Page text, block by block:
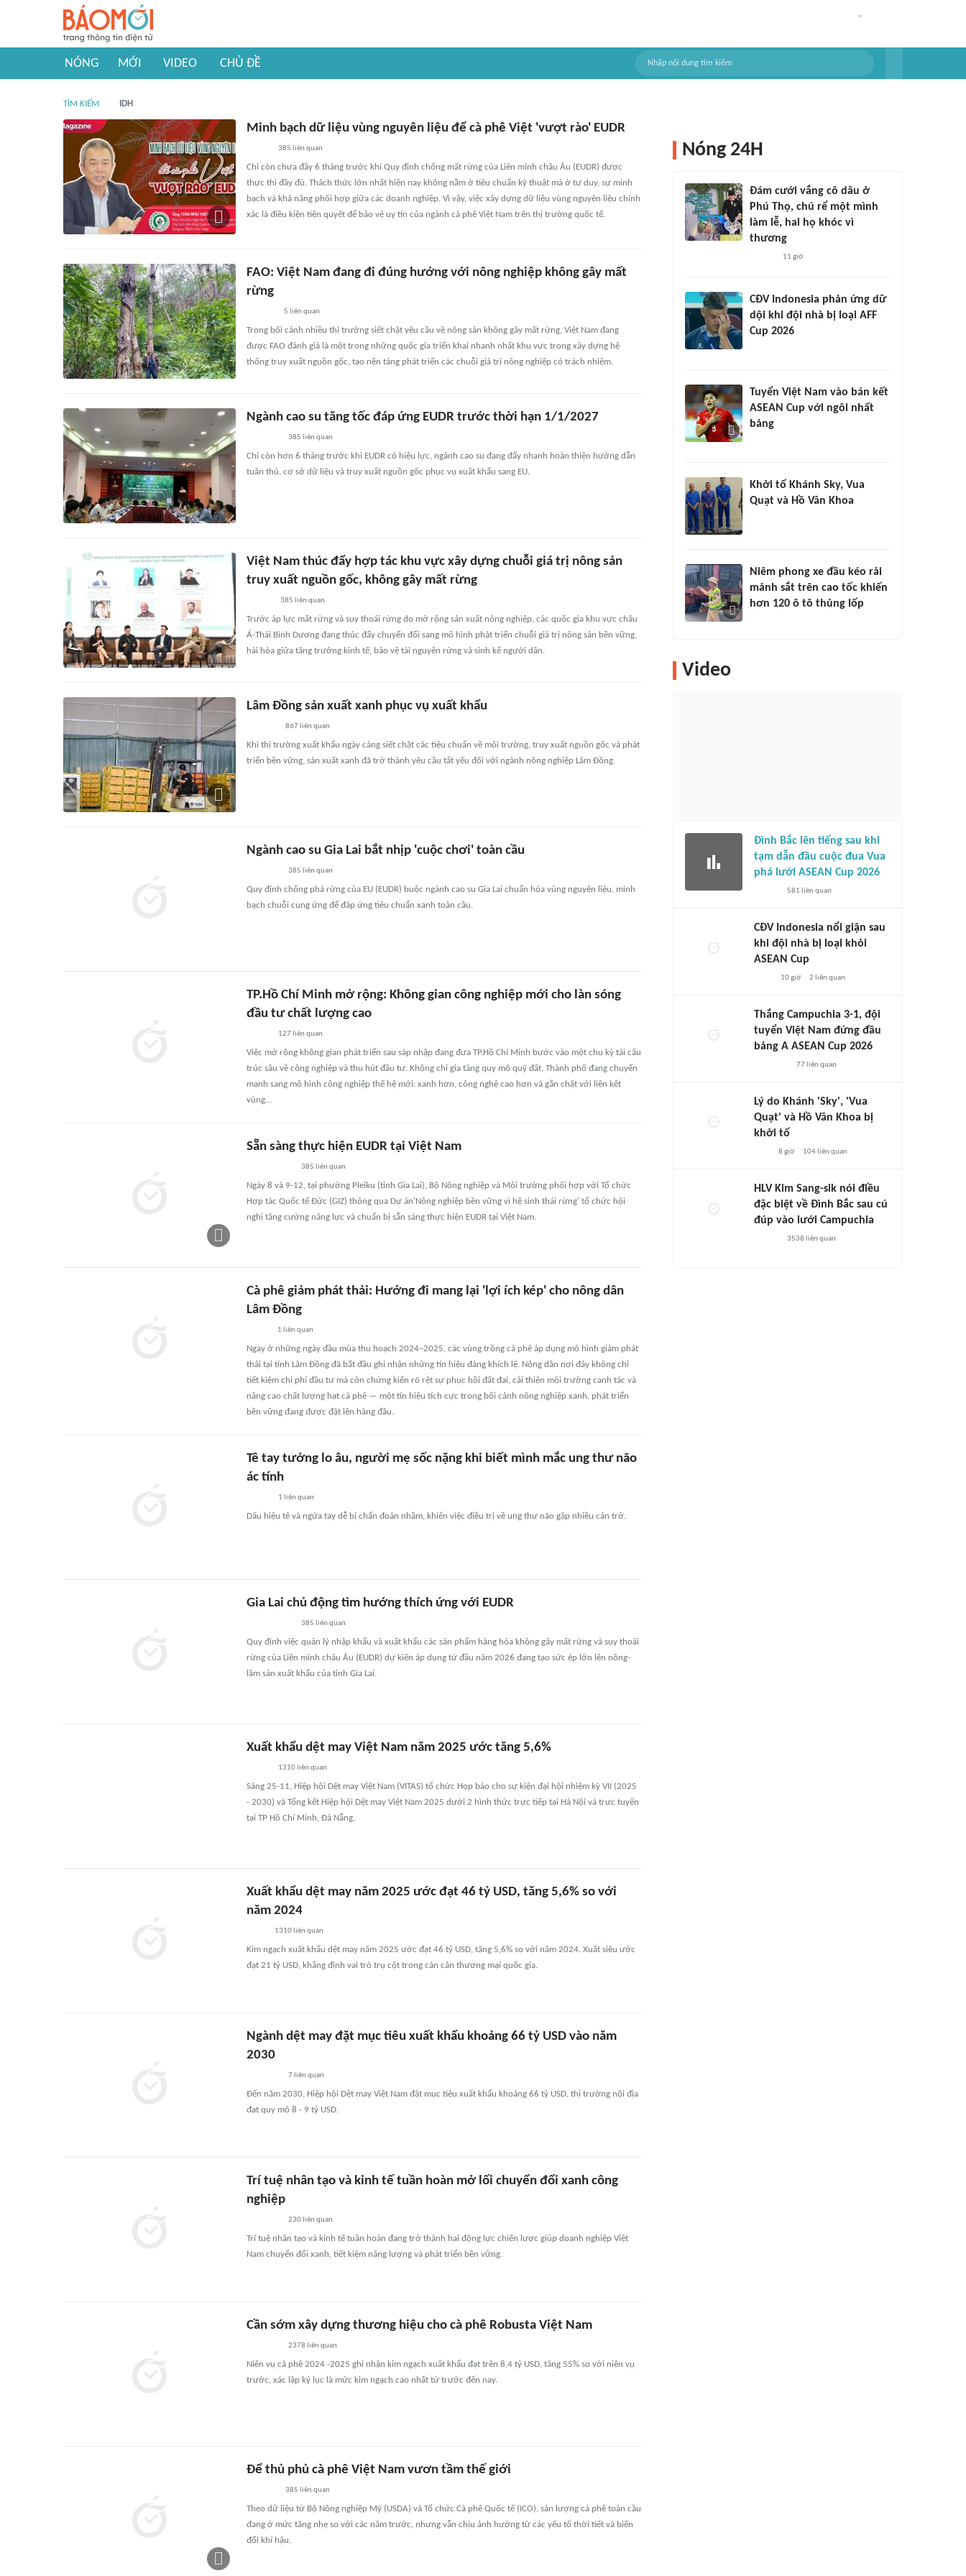
NÓNG MỚI VIDEO CHỦ ĐỀ
TÌM KIẾM IDH
Minh bạch dữ liệu vùng nguyên liệu để cà phê Việt 'vượt rào' EUDR
385 liên quan
Chỉ còn chưa đầy 6 tháng trước khi Quy định chống mất rừng của Liên minh châu Âu (EUDR) được
thực thi đầy đủ. Thách thức lớn nhất hiện nay không nằm ở tiêu chuẩn kỹ thuật mà ở tư duy, sự minh
bạch và khả năng phối hợp giữa các doanh nghiệp. Vì vậy, việc xây dựng dữ liệu vùng nguyên liệu chính
xác là điều kiện tiên quyết để bảo vệ uy tín của ngành cà phê Việt Nam trên thị trường quốc tế.
FAO: Việt Nam đang đi đúng hướng với nông nghiệp không gây mất
rừng
5 liên quan
Trong bối cảnh nhiều thị trường siết chặt yêu cầu về nông sản không gây mất rừng, Việt Nam đang
được FAO đánh giá là một trong những quốc gia triển khai nhanh nhất khu vực trong xây dựng hệ
thống truy xuất nguồn gốc, tạo nền tảng phát triển các chuỗi giá trị nông nghiệp có trách nhiệm.
Ngành cao su tăng tốc đáp ứng EUDR trước thời hạn 1/1/2027
385 liên quan
Chỉ còn hơn 6 tháng trước khi EUDR có hiệu lực, ngành cao su đang đẩy nhanh hoàn thiện hướng dẫn
tuân thủ, cơ sở dữ liệu và truy xuất nguồn gốc phục vụ xuất khẩu sang EU.
Việt Nam thúc đẩy hợp tác khu vực xây dựng chuỗi giá trị nông sản
truy xuất nguồn gốc, không gây mất rừng
385 liên quan
Trước áp lực mất rừng và suy thoái rừng do mở rộng sản xuất nông nghiệp, các quốc gia khu vực châu
Á-Thái Bình Dương đang thúc đẩy chuyển đổi sang mô hình phát triển chuỗi giá trị nông sản bền vững,
hài hòa giữa tăng trưởng kinh tế, bảo vệ tài nguyên rừng và sinh kế người dân.
Lâm Đồng sản xuất xanh phục vụ xuất khẩu
867 liên quan
Khi thị trường xuất khẩu ngày càng siết chặt các tiêu chuẩn về môi trường, truy xuất nguồn gốc và phát
triển bền vững, sản xuất xanh đã trở thành yêu cầu tất yếu đối với ngành nông nghiệp Lâm Đồng.
Ngành cao su Gia Lai bắt nhịp 'cuộc chơi' toàn cầu
385 liên quan
Quy định chống phá rừng của EU (EUDR) buộc ngành cao su Gia Lai chuẩn hóa vùng nguyên liệu, minh
bạch chuỗi cung ứng để đáp ứng tiêu chuẩn xanh toàn cầu.
TP.Hồ Chí Minh mở rộng: Không gian công nghiệp mới cho làn sóng
đầu tư chất lượng cao
127 liên quan
Việc mở rộng không gian phát triển sau sáp nhập đang đưa TP.Hồ Chí Minh bước vào một chu kỳ tái cấu
trúc sâu về công nghiệp và thu hút đầu tư. Không chỉ gia tăng quy mô quỹ đất, Thành phố đang chuyển
mạnh sang mô hình công nghiệp thế hệ mới: xanh hơn, công nghệ cao hơn và gắn chặt với liên kết
vùng…
Sẵn sàng thực hiện EUDR tại Việt Nam
385 liên quan
Ngày 8 và 9-12, tại phường Pleiku (tỉnh Gia Lai), Bộ Nông nghiệp và Môi trường phối hợp với Tổ chức
Hợp tác Quốc tế Đức (GIZ) thông qua Dự án'Nông nghiệp bền vững vì hệ sinh thái rừng' tổ chức hội
nghị tăng cường năng lực và chuẩn bị sẵn sàng thực hiện EUDR tại Việt Nam.
Cà phê giảm phát thải: Hướng đi mang lại 'lợi ích kép' cho nông dân
Lâm Đồng
1 liên quan
Ngay ở những ngày đầu mùa thu hoạch 2024–2025, các vùng trồng cà phê áp dụng mô hình giảm phát
thải tại tỉnh Lâm Đồng đã bắt đầu ghi nhận những tín hiệu đáng khích lệ. Nông dân nơi đây không chỉ
tiết kiệm chi phí đầu tư mà còn chứng kiến rõ rệt sự phục hồi đất đai, cải thiện môi trường canh tác và
nâng cao chất lượng hạt cà phê ― một tín hiệu tích cực trong bối cảnh nông nghiệp xanh, phát triển
bền vững đang được đặt lên hàng đầu.
Tê tay tưởng lo âu, người mẹ sốc nặng khi biết mình mắc ung thư não
ác tính
1 liên quan
Dấu hiệu tê và ngứa tay dễ bị chẩn đoán nhầm, khiến việc điều trị về ung thư não gặp nhiều cản trở.
Gia Lai chủ động tìm hướng thích ứng với EUDR
385 liên quan
Quy định việc quản lý nhập khẩu và xuất khẩu các sản phẩm hàng hóa không gây mất rừng và suy thoái
rừng của Liên minh châu Âu (EUDR) dự kiến áp dụng từ đầu năm 2026 đang tạo sức ép lớn lên nông-
lâm sản xuất khẩu của tỉnh Gia Lai.
Xuất khẩu dệt may Việt Nam năm 2025 ước tăng 5,6%
1310 liên quan
Sáng 25-11, Hiệp hội Dệt may Việt Nam (VITAS) tổ chức Họp báo cho sự kiện đại hội nhiệm kỳ VII (2025
- 2030) và Tổng kết Hiệp hội Dệt may Việt Nam 2025 dưới 2 hình thức trực tiếp tại Hà Nội và trực tuyến
tại TP Hồ Chí Minh, Đà Nẵng.
Xuất khẩu dệt may năm 2025 ước đạt 46 tỷ USD, tăng 5,6% so với
năm 2024
1310 liên quan
Kim ngạch xuất khẩu dệt may năm 2025 ước đạt 46 tỷ USD, tăng 5,6% so với năm 2024. Xuất siêu ước
đạt 21 tỷ USD, khẳng định vai trò trụ cột trong cán cân thương mại quốc gia.
Ngành dệt may đặt mục tiêu xuất khẩu khoảng 66 tỷ USD vào năm
2030
7liên quan
Đến năm 2030, Hiệp hội Dệt may Việt Nam đặt mục tiêu xuất khẩu khoảng 66 tỷ USD, thị trường nội địa
đạt quy mô 8 - 9 tỷ USD.
Trí tuệ nhân tạo và kinh tế tuần hoàn mở lối chuyển đổi xanh công
nghiệp
230liên quan
Trí tuệ nhân tạo và kinh tế tuần hoàn đang trở thành hai động lực chiến lược giúp doanh nghiệp Việt
Nam chuyển đổi xanh, tiết kiệm năng lượng và phát triển bền vững.
Cần sớm xây dựng thương hiệu cho cà phê Robusta Việt Nam
2378 liên quan
Niên vụ cà phê 2024 -2025 ghi nhận kim ngạch xuất khẩu đạt trên 8,4 tỷ USD, tăng 55% so với niên vụ
trước, xác lập kỷ lục là mức kim ngạch cao nhất từ trước đến nay.
Để thủ phủ cà phê Việt Nam vươn tầm thế giới
385 liên quan
Theo dữ liệu từ Bộ Nông nghiệp Mỹ (USDA) và Tổ chức Cà phê Quốc tế (ICO), sản lượng cà phê toàn cầu
đang ở mức tăng nhẹ so với các năm trước, nhưng vẫn chịu ảnh hưởng từ các yếu tố thời tiết và biến
đổi khí hậu.
Nóng 24H
Đám cưới vắng cô dâu ở
Phú Thọ, chú rể một mình
làm lễ, hai họ khóc vì
thương
11 giờ
CĐV Indonesia phản ứng dữ
dội khi đội nhà bị loại AFF
Cup 2026
Tuyển Việt Nam vào bán kết
ASEAN Cup với ngôi nhất
bảng
Khởi tố Khánh Sky, Vua
Quạt và Hồ Văn Khoa
Niêm phong xe đầu kéo rải
mảnh sắt trên cao tốc khiến
hơn 120 ô tô thủng lốp
Video
Đình Bắc lên tiếng sau khi
tạm dẫn đầu cuộc đua Vua
phá lưới ASEAN Cup 2026
581 liên quan
CĐV Indonesia nổi giận sau
khi đội nhà bị loại khỏi
ASEAN Cup
10 giờ 2 liên quan
Thắng Campuchia 3-1, đội
tuyển Việt Nam đứng đầu
bảng A ASEAN Cup 2026
77liên quan
Lý do Khánh 'Sky', 'Vua
Quạt' và Hồ Văn Khoa bị
khởi tố
8 giờ 104liên quan
HLV Kim Sang-sik nói điều
đặc biệt về Đình Bắc sau cú
đúp vào lưới Campuchia
3538 liên quan